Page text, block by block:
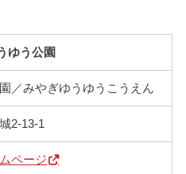
ゆう公園
／みやぎゆうゆうこうえん
2-13-1
ページ